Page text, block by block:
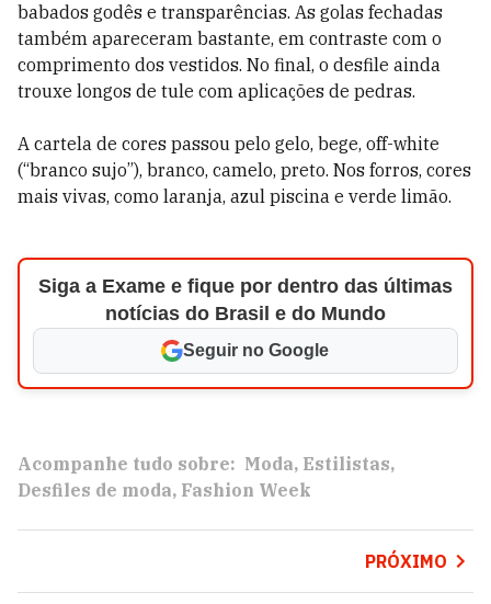
babados godês e transparências. As golas fechadas
também apareceram bastante, em contraste com o
comprimento dos vestidos. No final, o desfile ainda
trouxe longos de tule com aplicações de pedras.
A cartela de cores passou pelo gelo, bege, off-white
(“branco sujo”), branco, camelo, preto. Nos forros, cores
mais vivas, como laranja, azul piscina e verde limão.
Siga a Exame e fique por dentro das últimas
notícias do Brasil e do Mundo
Seguir no Google
Acompanhe tudo sobre: Moda Estilistas
Desfiles de moda Fashion Week
PRÓXIMO